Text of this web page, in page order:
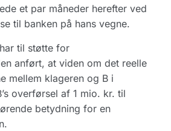
et par måneder herefter ved
til banken på hans vegne.
har til støtte for
anført, at viden om det reelle
mellem klageren og B i
overførsel af 1 mio. kr. til
betydning for en